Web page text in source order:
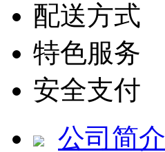
配送方式
特色服务
安全支付
公司简介